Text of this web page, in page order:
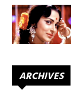
ARCHIVES